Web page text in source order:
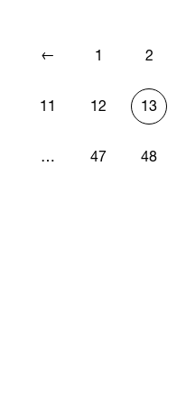
← 1 2
11 12 13
… 47 48